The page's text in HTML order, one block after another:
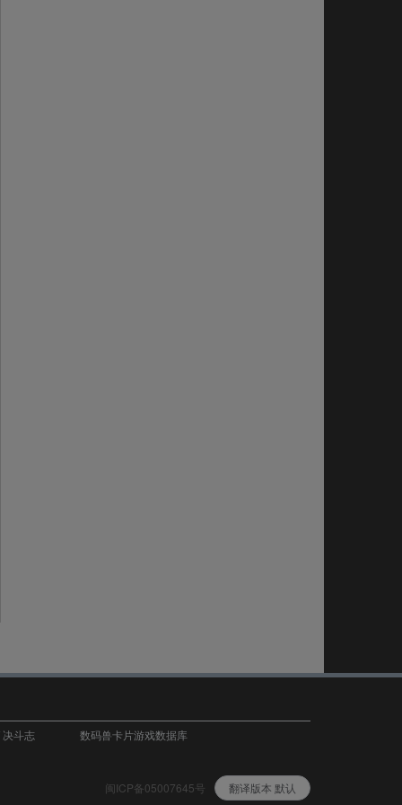
斗志 数码兽卡片游戏数据库
闽ICP备05007645号 翻译版本 默认